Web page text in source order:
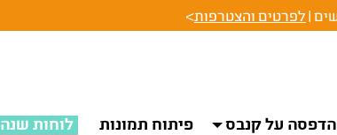
לפרטים והצטרפות>
הדפסה על קנבס פיתוח תמונות לוחות שנה